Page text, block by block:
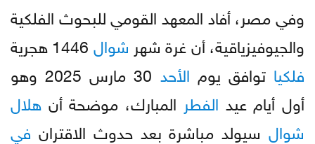
وفي مصر، أفاد المعهد القومي للبحوث الفلكية
والجيوفيزياقية، أن غرة شهر شوال
فلكيا توافق يوم الأحد
30 مارس 2025 وهو
أول أيام عيد الفطر المبارك، موضحة أن هلال
شوال سيولد مباشرة بعد حدوث الاقتران في